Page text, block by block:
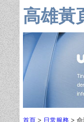
高雄黃
首頁 > 日常服務 >